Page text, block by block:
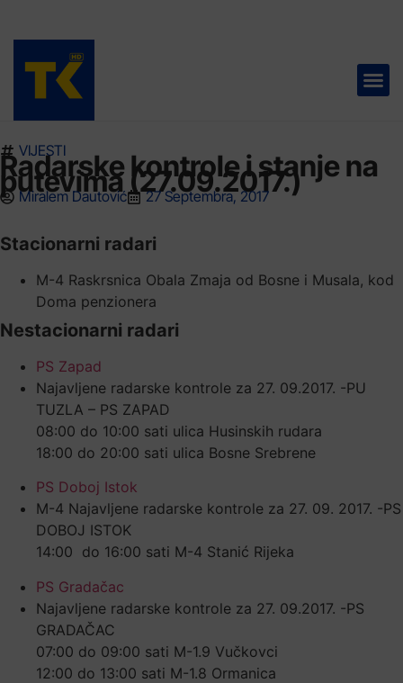
VIJESTI
Radarske kontrole i stanje na
putevima (27.09.2017.)
Miralem Dautović 27 Septembra, 2017
Stacionarni radari
M-4 Raskrsnica Obala Zmaja od Bosne i Musala, kod
Doma penzionera
Nestacionarni radari
PS Zapad
Najavljene radarske kontrole za 27. 09.2017. -PU
TUZLA – PS ZAPAD
08:00 do 10:00 sati ulica Husinskih rudara
18:00 do 20:00 sati ulica Bosne Srebrene
PS Doboj Istok
M-4 Najavljene radarske kontrole za 27. 09. 2017. -PS
DOBOJ ISTOK
14:00 do 16:00 sati M-4 Stanić Rijeka
PS Gradačac
Najavljene radarske kontrole za 27. 09.2017. -PS
GRADAČAC
07:00 do 09:00 sati M-1.9 Vučkovci
12:00 do 13:00 sati M-1.8 Ormanica